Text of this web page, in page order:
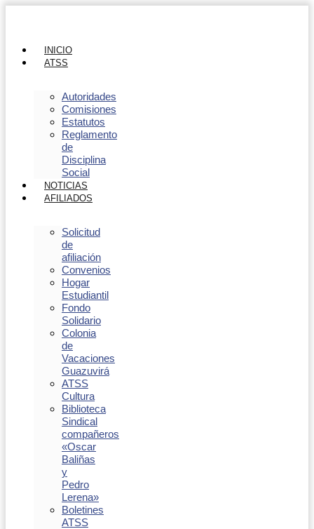
INICIO
ATSS
Autoridades
Comisiones
Estatutos
Reglamento
de
Disciplina
Social
NOTICIAS
AFILIADOS
Solicitud
de
afiliación
Convenios
Hogar
Estudiantil
Fondo
Solidario
Colonia
de
Vacaciones
Guazuvirá
ATSS
Cultura
Biblioteca
Sindical
compañeros
«Oscar
Baliñas
y
Pedro
Lerena»
Boletines
ATSS